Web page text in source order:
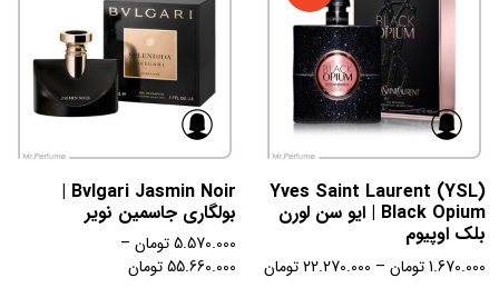
Yves Saint Laurent (YSL)
Black Opium | ایو سن لورن
بلک اوپیوم
1.670.000تومان –
22.270.000تومان
Bvlgari Jasmin Noir |
بولگاری جاسمین نویر
5.570.000تومان –
55.660.000تومان